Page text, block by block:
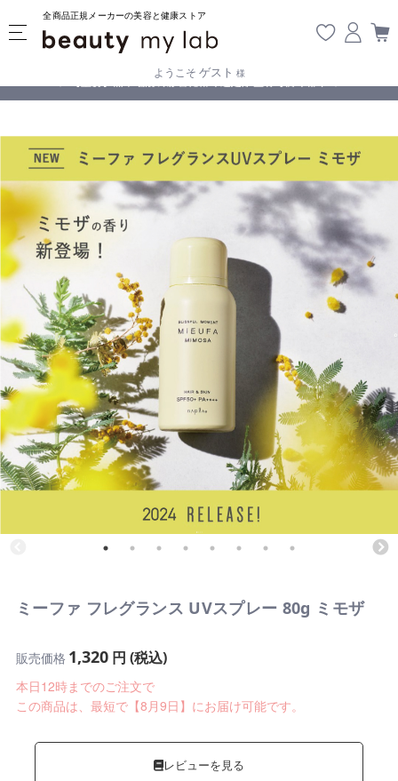
全商品正規メーカーの美容と健康ストア
ようこそ ゲスト 様
【重要】熊本地震の影響により遅延が生じております
ミーファ フレグランス UVスプレー 80g ミモザ
販売価格 1,320円 (税込)
本日12時までのご注文で
この商品は、最短で【8月9日】にお届け可能です。
レビューを見る